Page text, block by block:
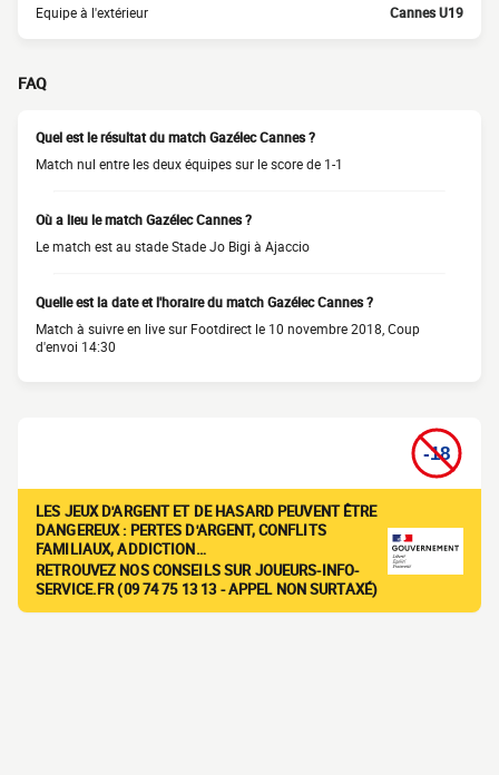
Equipe à l'extérieur Cannes U19
FAQ
Quel est le résultat du match Gazélec Cannes ?
Match nul entre les deux équipes sur le score de 1-1
Où a lieu le match Gazélec Cannes ?
Le match est au stade Stade Jo Bigi à Ajaccio
Quelle est la date et l'horaire du match Gazélec Cannes ?
Match à suivre en live sur Footdirect le 10 novembre 2018, Coup
d'envoi 14:30
LES JEUX D'ARGENT ET DE HASARD PEUVENT ÊTRE
DANGEREUX : PERTES D'ARGENT, CONFLITS
FAMILIAUX, ADDICTION…
RETROUVEZ NOS CONSEILS SUR JOUEURS-INFO-
SERVICE.FR (09 74 75 13 13 - APPEL NON SURTAXÉ)